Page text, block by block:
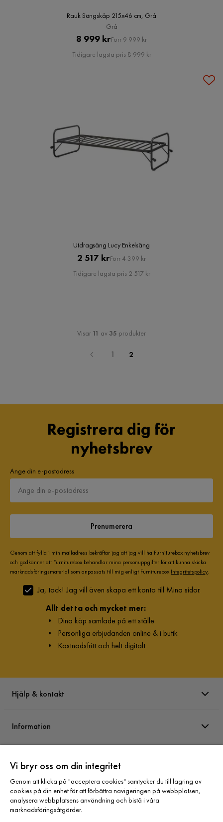
Rauk Sängskåp 215x46 cm, Grå
Grå
Pris
8 999 krOriginal
Pris
Förr 9 999 kr
Tidigare lägsta pris 8 999 kr
Utdragsäng Lucy Enkelsäng
Pris
2 517 krOriginal
Pris
Förr 4 399 kr
Tidigare lägsta pris 2 517 kr
Visar 11 av35 produkter
1 2
Registrera dig för
nyhetsbrev
Ange din e-postadress
Prenumerera
Genom att fylla i min mailadress bekräftar jag att jag vill ha Furniturebox nyhetsbrev
och godkänner att Furniturebox behandlar mina personuppgifter för att kunna skicka
marknadsföringsmaterial som anpassats till mig enligt Furniturebox Integritetspolicy.
Ja, tack! Jag vill även skapa ett konto till Mina sidor.
Allt detta och mycket mer:
• Dina köp samlade på ett ställe
• Personliga erbjudanden online & i butik
• Kostnadsfritt och helt digitalt
Hjälp & kontakt
Information
Sortiment
Vi bryr oss om din integritet
Genom att klicka på "acceptera cookies" samtycker du till lagring av
cookies på din enhet för att förbättra navigeringen på webbplatsen,
analysera webbplatsens användning och bistå i våra
marknadsföringsåtgärder.